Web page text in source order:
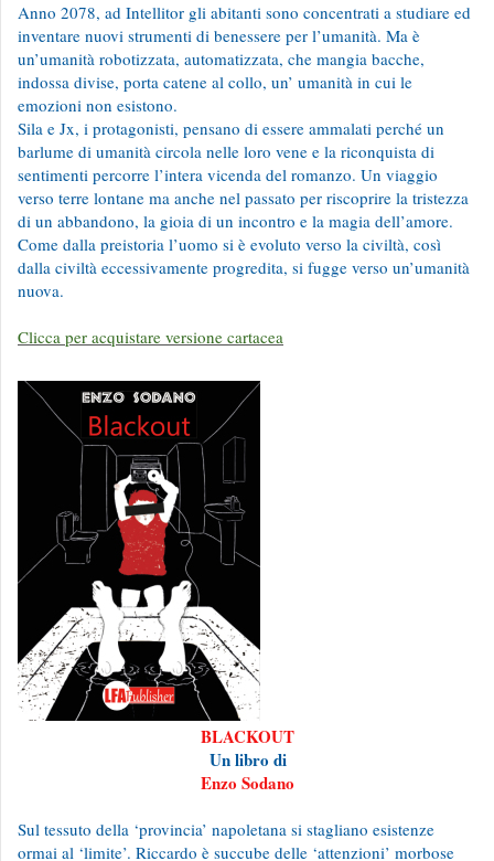
Anno 2078, ad Intellitor gli abitanti sono concentrati a studiare ed
inventare nuovi strumenti di benessere per l’umanità. Ma è
un’umanità robotizzata, automatizzata, che mangia bacche,
indossa divise, porta catene al collo, un’ umanità in cui le
emozioni non esistono.
Sila e Jx, i protagonisti, pensano di essere ammalati perché un
barlume di umanità circola nelle loro vene e la riconquista di
sentimenti percorre l’intera vicenda del romanzo. Un viaggio
verso terre lontane ma anche nel passato per riscoprire la tristezza
di un abbandono, la gioia di un incontro e la magia dell’amore.
Come dalla preistoria l’uomo si è evoluto verso la civiltà, così
dalla civiltà eccessivamente progredita, si fugge verso un’umanità
nuova.
Clicca per acquistare versione cartacea
BLACKOUT
Un libro di
Enzo Sodano
Sul tessuto della ‘provincia’ napoletana si stagliano esistenze
ormai al ‘limite’. Riccardo è succube delle ‘attenzioni’ morbose